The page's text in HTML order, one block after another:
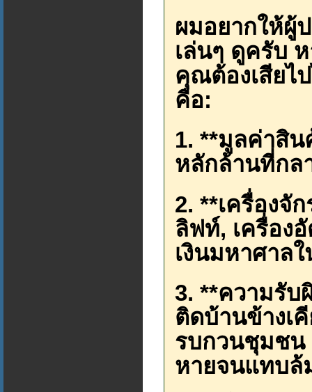
ผมอยากให้ผู้
เล่นๆ ดูครับ
คุณต้องเสียไ
คือ:
1. **มูลค่าสิน
หลักล้านที่กล
2. **เครื่องจั
ลิฟท์, เครื่อง
เงินมหาศาล
3. **ความรับ
ติดบ้านข้างเ
รบกวนชุมชน
หายจนแทบล้